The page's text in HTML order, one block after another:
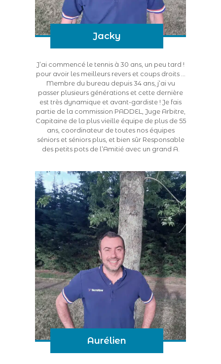
Jacky
J’ai commencé le tennis à 30 ans, un peu tard !
pour avoir les meilleurs revers et coups droits …
Membre du bureau depuis 34 ans, j’ai vu
passer plusieurs générations et cette dernière
est très dynamique et avant-gardiste ! Je fais
partie de la commission PADDEL, Juge Arbitre,
Capitaine de la plus vieille équipe de plus de 55
ans, coordinateur de toutes nos équipes
séniors et séniors plus, et bien sûr Responsable
des petits pots de l’Amitié avec un grand A.
Aurélien